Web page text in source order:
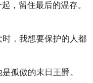
，留住最后的温存。
，我想要保护的人都
孤傲的末日王爵。